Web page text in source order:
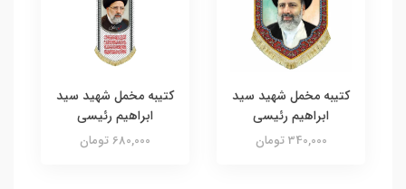
کتیبه مخمل شهید سید
ابراهیم رئیسی
340,000 تومان
کتیبه مخمل شهید سید
ابراهیم رئیسی
680,000 تومان